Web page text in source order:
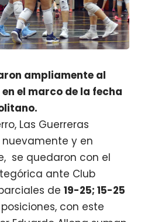
ampliamente al
el marco de la fecha
Las Guerreras
y en
se quedaron con el
ante Club
de 19-25; 15-25
con este